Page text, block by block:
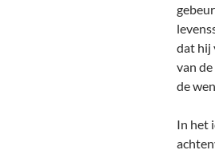
dat hij
van
de
In het